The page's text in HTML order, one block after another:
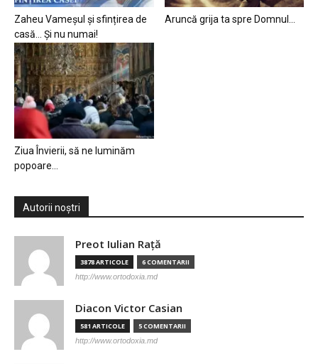
Zaheu Vameșul și sfințirea de
casă… Și nu numai!
Aruncă grija ta spre Domnul…
Ziua Învierii, să ne luminăm
popoare…
Autorii noștri
Preot Iulian Raţă
3878 ARTICOLE 6 COMENTARII
http://www.ortodoxia.md
Diacon Victor Casian
581 ARTICOLE 5 COMENTARII
http://www.ortodoxia.md